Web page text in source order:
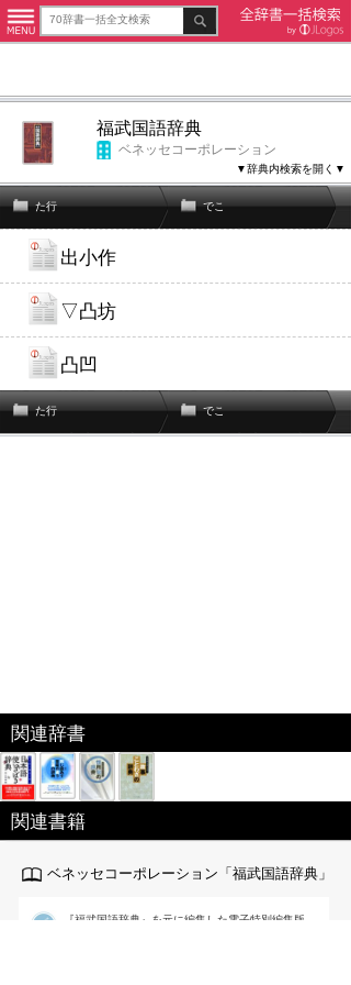
福武国語辞典
ベネッセコーポレーション
▼辞典内検索を開く▼
た行 でこ
出小作
▽凸坊
凸凹
た行 でこ
関連辞書
関連書籍
ベネッセコーポレーション「福武国語辞典」
『福武国語辞典』を元に編集した電子特別編集版。